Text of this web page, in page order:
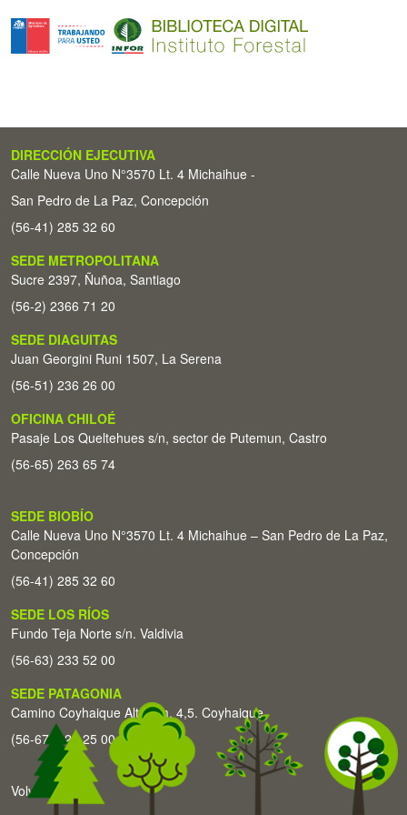
DIRECCIÓN EJECUTIVA
Calle Nueva Uno N°3570 Lt. 4 Michaihue -
San Pedro de La Paz, Concepción
(56-41) 285 32 60
SEDE METROPOLITANA
Sucre 2397, Ñuñoa, Santiago
(56-2) 2366 71 20
SEDE DIAGUITAS
Juan Georgini Runi 1507, La Serena
(56-51) 236 26 00
OFICINA CHILOÉ
Pasaje Los Queltehues s/n, sector de Putemun, Castro
(56-65) 263 65 74
SEDE BIOBÍO
Calle Nueva Uno N°3570 Lt. 4 Michaihue – San Pedro de La Paz,
Concepción
(56-41) 285 32 60
SEDE LOS RÍOS
Fundo Teja Norte s/n. Valdivia
(56-63) 233 52 00
SEDE PATAGONIA
Camino Coyhaique Alto Km. 4,5. Coyhaique
(56-67) 226 25 00
Volver arriba